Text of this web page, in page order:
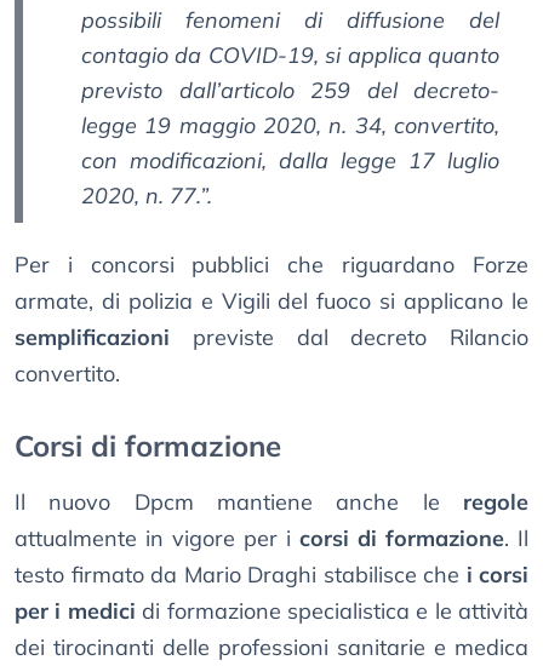
possibili fenomeni di diffusione del
contagio da COVID-19, si applica quanto
previsto dall’articolo 259 del decreto-
legge 19 maggio 2020, n. 34, convertito,
con modificazioni, dalla legge 17 luglio
2020, n. 77.”.
Per i concorsi pubblici che riguardano Forze
armate, di polizia e Vigili del fuoco si applicano le
semplificazioni previste dal decreto Rilancio
convertito.
Corsi di formazione
Il nuovo Dpcm mantiene anche le regole
attualmente in vigore per i corsi di formazione. Il
testo firmato da Mario Draghi stabilisce che i corsi
per i medici di formazione specialistica e le attività
dei tirocinanti delle professioni sanitarie e medica